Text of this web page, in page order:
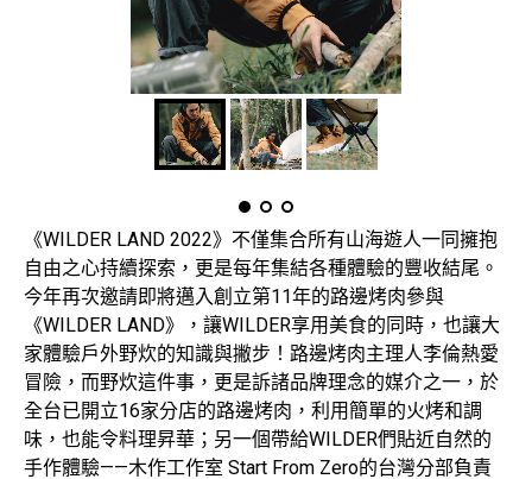
《WILDER LAND 2022》不僅集合所有山海遊人一同擁抱
自由之心持續探索，更是每年集結各種體驗的豐收結尾。
今年再次邀請即將邁入創立第11年的路邊烤肉參與
《WILDER LAND》，讓WILDER享用美食的同時，也讓大
家體驗戶外野炊的知識與撇步！路邊烤肉主理人李倫熱愛
冒險，而野炊這件事，更是訴諸品牌理念的媒介之一，於
全台已開立16家分店的路邊烤肉，利用簡單的火烤和調
味，也能令料理昇華；另一個帶給WILDER們貼近自然的
手作體驗——木作工作室 Start From Zero的台灣分部負責